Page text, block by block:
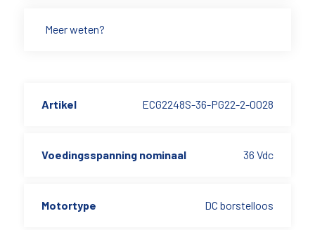
Meer weten?
Artikel ECG2248S-36-PG22-2-0028
Voedingsspanning nominaal 36 Vdc
Motortype DC borstelloos